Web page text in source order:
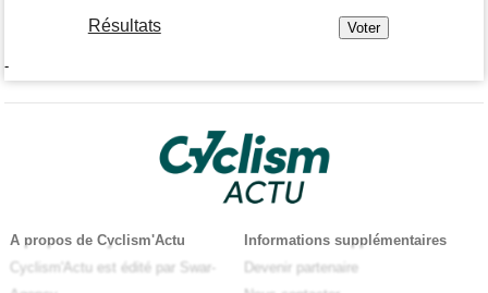
Résultats
-
A propos de Cyclism'Actu
Cyclism'Actu est édité par Swar-
Informations supplémentaires
Devenir partenaire